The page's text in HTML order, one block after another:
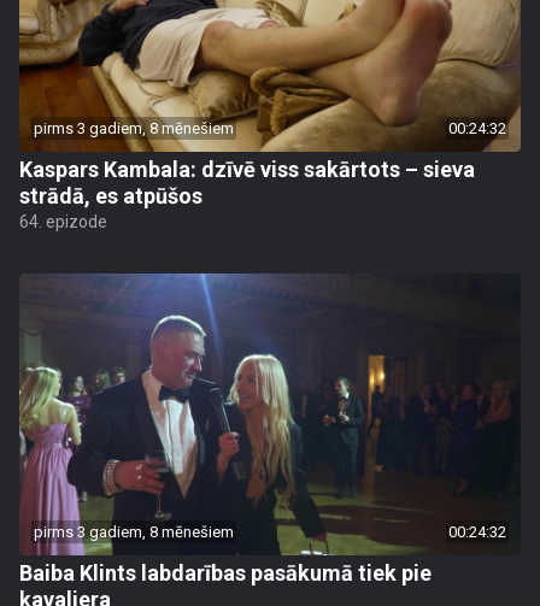
pirms 3 gadiem, 8 mēnešiem 00:24:32
Kaspars Kambala: dzīvē viss sakārtots – sieva
strādā, es atpūšos
64. epizode
pirms 3 gadiem, 8 mēnešiem 00:24:32
Baiba Klints labdarības pasākumā tiek pie
kavaliera